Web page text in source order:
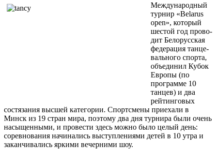
Международный
турнир «Belarus
open», который
шестой год прово­
дит Белорусская
федерация танце­
вального спорта,
объединил Кубок
Европы (по
программе 10
танцев) и два
рейтинговых
состязания высшей категории. Спортсмены приехали в
Минск из 19 стран мира, поэтому два дня турнира были очень
насыщенны­ми, и провести здесь можно было це­лый день:
соревнования начинались выступлениями детей в 10 утра и
за­канчивались яркими вечерними шоу.